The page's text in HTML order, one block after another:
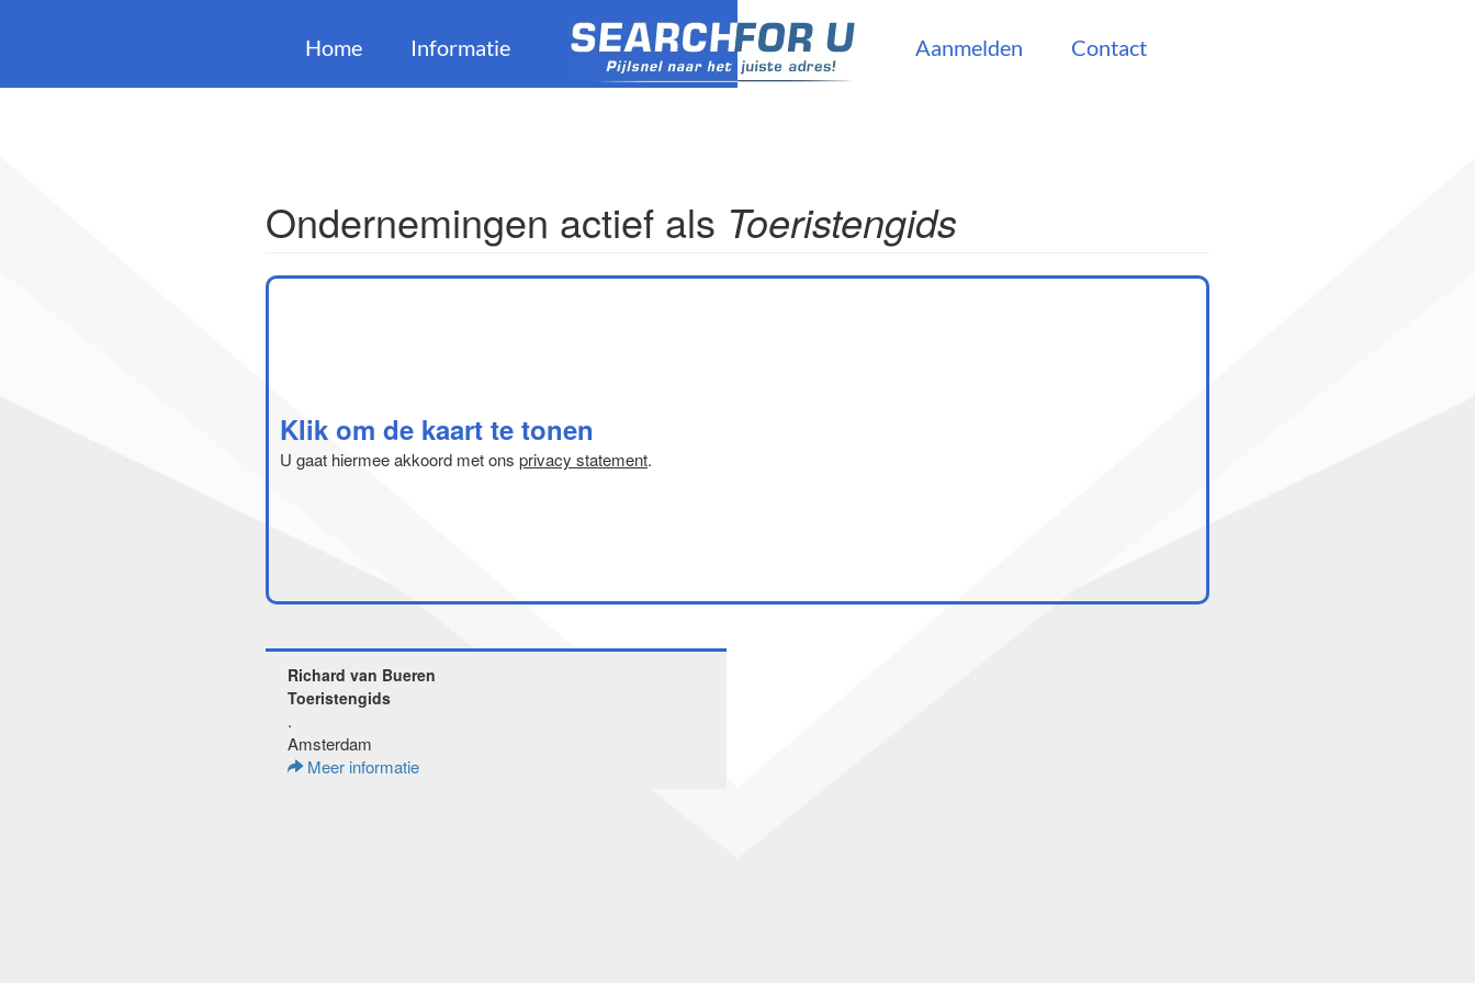
Home Informatie Aanmelden Contact
Ondernemingen actief als Toeristengids
Klik om de kaart te tonen
U gaat hiermee akkoord met ons privacy statement.
Richard van Bueren
Toeristengids
.
Amsterdam
Meer informatie